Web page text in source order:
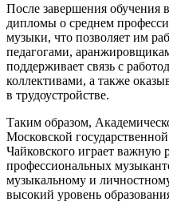
После завершения
дипломы о среднем
музыки, что позволяет им
педагогами,
поддерживает связь с
коллективами, а также
в трудоустройстве.
Таким образом,
Московской
Чайковского играет важную
профессиональных
музыкальному и
высокий уровень